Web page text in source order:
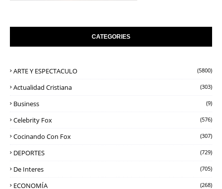
CATEGORIES
ARTE Y ESPECTACULO (5800)
Actualidad Cristiana (303)
Business (9)
Celebrity Fox (576)
Cocinando Con Fox (307)
DEPORTES (729)
De Interes (705)
ECONOMÍA (268)